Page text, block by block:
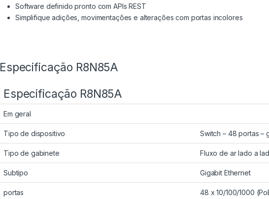
Software definido pronto com APIs REST
Simplifique adições, movimentações e alterações com portas incolores
Especificação R8N85A
Especificação R8N85A
Em geral
Tipo de dispositivo Switch – 48 portas –
Tipo de gabinete Fluxo de ar lado a
Subtipo Gigabit Ethernet
portas 48 x 10/100/1000